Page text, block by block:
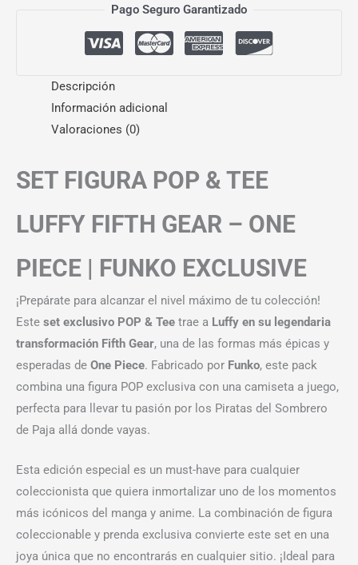
Pago Seguro Garantizado
Descripción
Información adicional
Valoraciones (0)
SET FIGURA POP & TEE
LUFFY FIFTH GEAR – ONE
PIECE | FUNKO EXCLUSIVE
¡Prepárate para alcanzar el nivel máximo de tu colección!
Este set exclusivo POP & Tee trae a Luffy en su legendaria
transformación Fifth Gear, una de las formas más épicas y
esperadas de One Piece. Fabricado por Funko, este pack
combina una figura POP exclusiva con una camiseta a juego,
perfecta para llevar tu pasión por los Piratas del Sombrero
de Paja allá donde vayas.
Esta edición especial es un must-have para cualquier
coleccionista que quiera inmortalizar uno de los momentos
más icónicos del manga y anime. La combinación de figura
coleccionable y prenda exclusiva convierte este set en una
joya única que no encontrarás en cualquier sitio. ¡Ideal para